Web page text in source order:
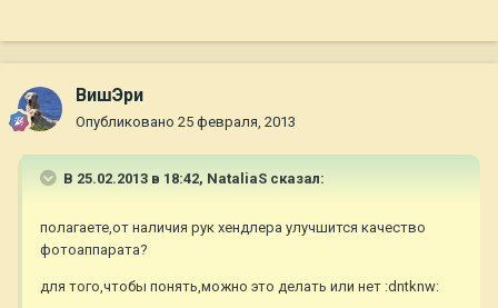
ВишЭри
Опубликовано 25 февраля, 2013
В 25.02.2013 в 18:42, NataliaS сказал:
полагаете,от наличия рук хендлера улучшится качество
фотоаппарата?
для того,чтобы понять,можно это делать или нет :dntknw: